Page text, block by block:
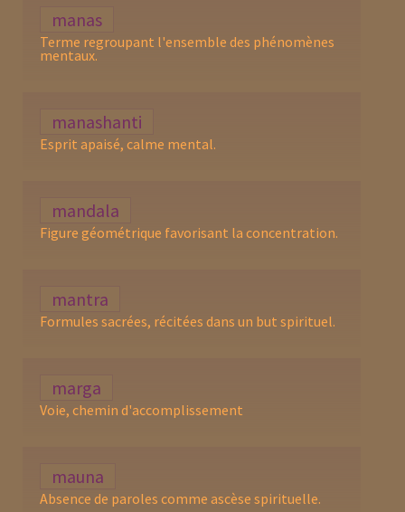
manas
Terme regroupant l'ensemble des phénomènes
mentaux.
manashanti
Esprit apaisé, calme mental.
mandala
Figure géométrique favorisant la concentration.
mantra
Formules sacrées, récitées dans un but spirituel.
marga
Voie, chemin d'accomplissement
mauna
Absence de paroles comme ascèse spirituelle.